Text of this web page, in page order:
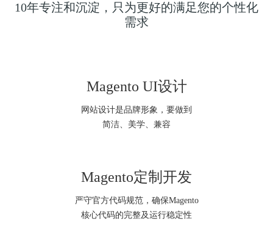
10年专注和沉淀，只为更好的满足您的个性化
需求
Magento UI设计
网站设计是品牌形象，要做到
简洁、美学、兼容
Magento定制开发
严守官方代码规范，确保Magento
核心代码的完整及运行稳定性